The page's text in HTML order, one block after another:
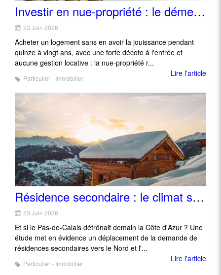
Investir en nue-propriété : le démembrement séduit les épargnants prudents
23 Juin 2026
Acheter un logement sans en avoir la jouissance pendant
quinze à vingt ans, avec une forte décote à l'entrée et
aucune gestion locative : la nue-propriété r...
Lire l'article
Particulier - Immobilier
Résidence secondaire : le climat s'invite dans le choix de la région
23 Juin 2026
Et si le Pas-de-Calais détrônait demain la Côte d'Azur ? Une
étude met en évidence un déplacement de la demande de
résidences secondaires vers le Nord et l'...
Lire l'article
Particulier - Immobilier